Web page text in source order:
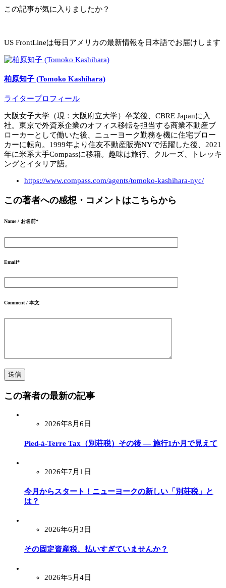
この記事が気に入りましたか？
US FrontLineは毎日アメリカの最新情報を日本語でお届けします
柏原知子 (Tomoko Kashihara)
ライタープロフィール
大阪女子大学（現：大阪府立大学）卒業後、CBRE Japanに入
社。東京で外資系企業のオフィス移転を担当する商業不動産ブ
ローカーとして働いた後、ニューヨーク勤務を機に住宅ブロー
カーに転向。1999年より住友不動産販売NYで活躍した後、2021
年に米系大手Compassに移籍。趣味は旅行、クルーズ、トレッキ
ングとイタリア語。
https://www.compass.com/agents/tomoko-kashihara-nyc/
この著者への感想・コメントはこちらから
Name / お名前*
Email*
Comment / 本文
この著者の最新の記事
2026年8月6日
Pied-à-Terre Tax（別荘税）その後 ― 施行1か月で見えて
2026年7月1日
今月からスタート！ニューヨークの新しい「別荘税」と
は？
2026年6月3日
その固定資産税、払いすぎていませんか？
2026年5月4日